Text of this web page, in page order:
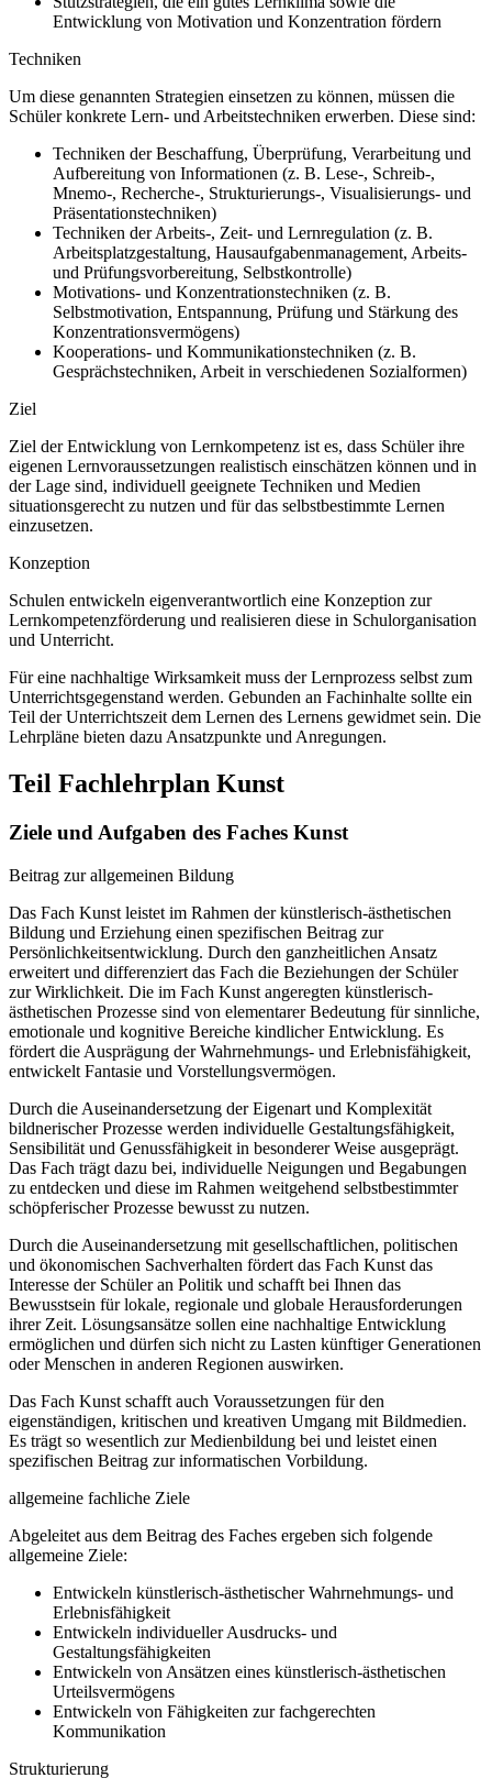
Entwicklung von Motivation und Konzentration fördern
Techniken
Um diese genannten Strategien einsetzen zu können, müssen die
Schüler konkrete Lern- und Arbeitstechniken erwerben. Diese sind:
Techniken der Beschaffung, Überprüfung, Verarbeitung und
Aufbereitung von Informationen (z. B. Lese-, Schreib-,
Mnemo-, Recherche-, Strukturierungs-, Visualisierungs- und
Präsentationstechniken)
Techniken der Arbeits-, Zeit- und Lernregulation (z. B.
Arbeitsplatzgestaltung, Hausaufgabenmanagement, Arbeits-
und Prüfungsvorbereitung, Selbstkontrolle)
Motivations- und Konzentrationstechniken (z. B.
Selbstmotivation, Entspannung, Prüfung und Stärkung des
Konzentrationsvermögens)
Kooperations- und Kommunikationstechniken (z. B.
Gesprächstechniken, Arbeit in verschiedenen Sozialformen)
Ziel
Ziel der Entwicklung von Lernkompetenz ist es, dass Schüler ihre
eigenen Lernvoraussetzungen realistisch einschätzen können und in
der Lage sind, individuell geeignete Techniken und Medien
situationsgerecht zu nutzen und für das selbstbestimmte Lernen
einzusetzen.
Konzeption
Schulen entwickeln eigenverantwortlich eine Konzeption zur
Lernkompetenzförderung und realisieren diese in Schulorganisation
und Unterricht.
Für eine nachhaltige Wirksamkeit muss der Lernprozess selbst zum
Unterrichtsgegenstand werden. Gebunden an Fachinhalte sollte ein
Teil der Unterrichtszeit dem Lernen des Lernens gewidmet sein. Die
Lehrpläne bieten dazu Ansatzpunkte und Anregungen.
Teil Fachlehrplan Kunst
Ziele und Aufgaben des Faches Kunst
Beitrag zur allgemeinen Bildung
Das Fach Kunst leistet im Rahmen der künstlerisch-ästhetischen
Bildung und Erziehung einen spezifischen Beitrag zur
Persönlichkeitsentwicklung. Durch den ganzheitlichen Ansatz
erweitert und differenziert das Fach die Beziehungen der Schüler
zur Wirklichkeit. Die im Fach Kunst angeregten künstlerisch-
ästhetischen Prozesse sind von elementarer Bedeutung für sinnliche,
emotionale und kognitive Bereiche kindlicher Entwicklung. Es
fördert die Ausprägung der Wahrnehmungs- und Erlebnisfähigkeit,
entwickelt Fantasie und Vorstellungsvermögen.
Durch die Auseinandersetzung der Eigenart und Komplexität
bildnerischer Prozesse werden individuelle Gestaltungsfähigkeit,
Sensibilität und Genussfähigkeit in besonderer Weise ausgeprägt.
Das Fach trägt dazu bei, individuelle Neigungen und Begabungen
zu entdecken und diese im Rahmen weitgehend selbstbestimmter
schöpferischer Prozesse bewusst zu nutzen.
Durch die Auseinandersetzung mit gesellschaftlichen, politischen
und ökonomischen Sachverhalten fördert das Fach Kunst das
Interesse der Schüler an Politik und schafft bei Ihnen das
Bewusstsein für lokale, regionale und globale Herausforderungen
ihrer Zeit. Lösungsansätze sollen eine nachhaltige Entwicklung
ermöglichen und dürfen sich nicht zu Lasten künftiger Generationen
oder Menschen in anderen Regionen auswirken.
Das Fach Kunst schafft auch Voraussetzungen für den
eigenständigen, kritischen und kreativen Umgang mit Bildmedien.
Es trägt so wesentlich zur Medienbildung bei und leistet einen
spezifischen Beitrag zur informatischen Vorbildung.
allgemeine fachliche Ziele
Abgeleitet aus dem Beitrag des Faches ergeben sich folgende
allgemeine Ziele:
Entwickeln künstlerisch-ästhetischer Wahrnehmungs- und
Erlebnisfähigkeit
Entwickeln individueller Ausdrucks- und
Gestaltungsfähigkeiten
Entwickeln von Ansätzen eines künstlerisch-ästhetischen
Urteilsvermögens
Entwickeln von Fähigkeiten zur fachgerechten
Kommunikation
Strukturierung